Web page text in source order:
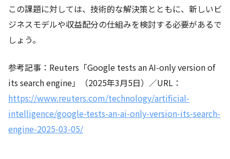
この課題に対しては、技術的な解決策とともに、新しいビ
ジネスモデルや収益配分の仕組みを検討する必要があるで
しょう。
参考記事：Reuters「Google tests an AI-only version of
its search engine」（2025年3月5日）／URL：
https://www.reuters.com/technology/artificial-
intelligence/google-tests-an-ai-only-version-its-search-
engine-2025-03-05/